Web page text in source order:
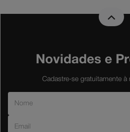
Novidades e
Cadastre-se gratuitamente à